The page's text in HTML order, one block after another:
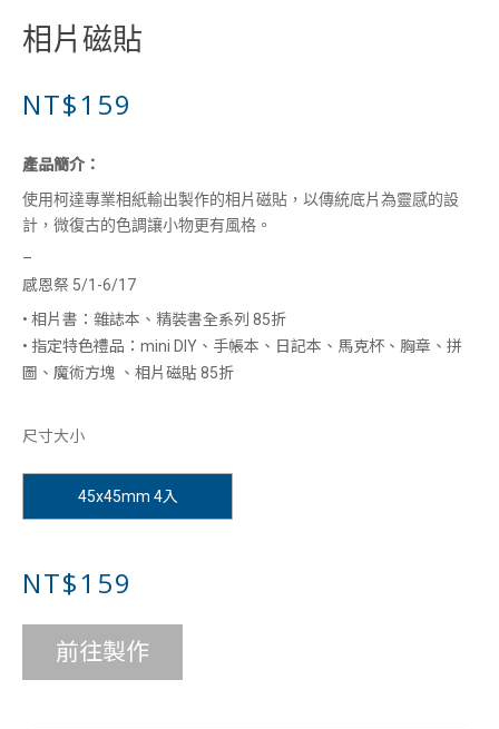
相片磁貼
NT$159
產品簡介：
使用柯達專業相紙輸出製作的相片磁貼，以傳統底片為靈感的設
計，微復古的色調讓小物更有風格。
–
感恩祭 5/1-6/17
• 相片書：雜誌本、精裝書全系列 85折
• 指定特色禮品：mini DIY、手帳本、日記本、馬克杯、胸章、拼
圖、魔術方塊 、相片磁貼 85折
尺寸大小
45x45mm 4入
NT$159
前往製作